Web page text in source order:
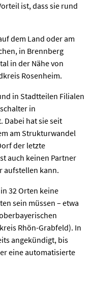
ist, dass sie rund
dem Land oder am
in Brennberg
in der Nähe von
Rosenheim.
in Stadtteilen Filialen
in
Dabei hat sie seit
am Strukturwandel
der letzte
auch keinen Partner
aufstellen kann.
32 Orten keine
sein müssen – etwa
Rhön-Grabfeld). In
angekündigt, bis
eine automatisierte